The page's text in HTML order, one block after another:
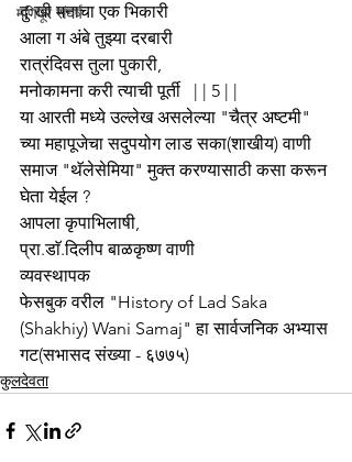
मणिपूर संघर्ष
दुःखी मनाचा एक भिकारी
आला ग अंबे तुझ्या दरबारी
रात्रंदिवस तुला पुकारी,
मनोकामना करी त्याची पूर्ती   | | 5 | |
या आरती मध्ये उल्लेख असलेल्या "चैत्र अष्टमी"
च्या महापूजेचा सदुपयोग लाड सका(शाखीय) वाणी
समाज "थॅलेसेमिया" मुक्त करण्यासाठी कसा करून
घेता येईल ?
आपला कृपाभिलाषी,
प्रा.डाॅ.दिलीप बाळकृष्ण वाणी
व्यवस्थापक
फेसबुक वरील "History of Lad Saka
(Shakhiy) Wani Samaj" हा सार्वजनिक अभ्यास
गट(सभासद संख्या - ६७७५)
कुलदेवता